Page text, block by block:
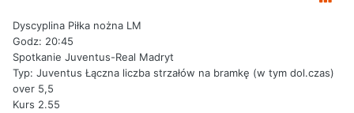
Dyscyplina Piłka nożna LM
Godz: 20:45
Spotkanie Juventus-Real Madryt
Typ: Juventus Łączna liczba strzałów na bramkę (w tym dol.czas)
over 5,5
Kurs 2.55